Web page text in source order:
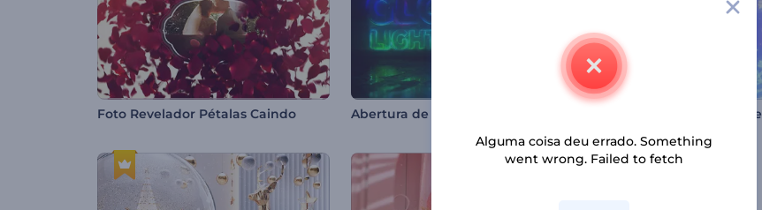
Foto Revelador Pétalas Caindo Abertura de Luzes Brilhantes Intro de Natal com Neve
Alguma coisa deu errado. Something
went wrong. Failed to fetch